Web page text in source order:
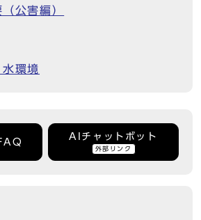
公害編）
環境
AIチャットボット
外部リンク